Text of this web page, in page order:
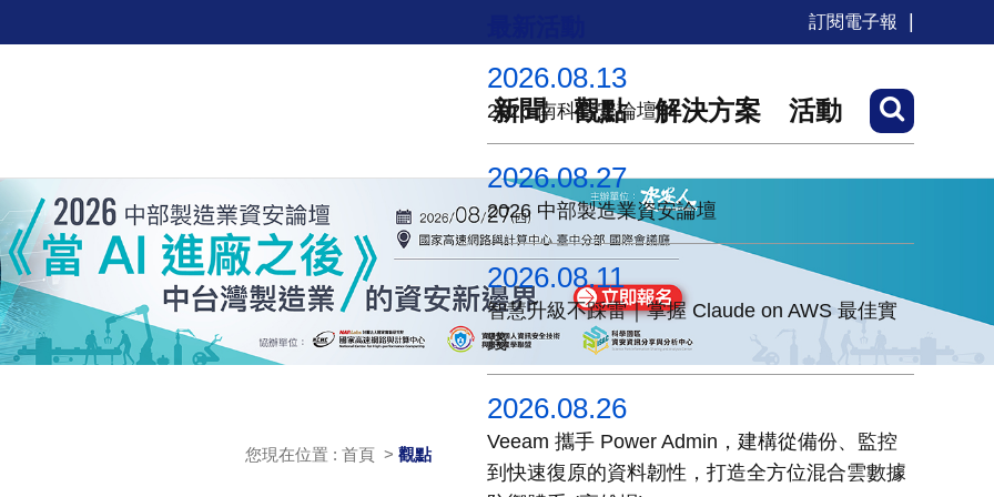
訂閱電子報
新聞 觀點 解決方案 活動
您現在位置 : 首頁 > 觀點
2026.08.13
2026 南科資安論壇
2026.08.27
2026 中部製造業資安論壇
2026.08.11
智慧升級不踩雷｜掌握 Claude on AWS 最佳實
踐
2026.08.26
Veeam 攜手 Power Admin，建構從備份、監控
到快速復原的資料韌性，打造全方位混合雲數據